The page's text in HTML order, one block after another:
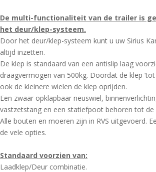
De multi-functionaliteit van de trailer is
het deur/klep-systeem.
Door het deur/klep-systeem kunt u uw Sirius
altijd inzetten.
De klep is standaard van een antislip laag
draagvermogen van 500kg. Doordat de klep
ook de kleinere wielen de klep oprijden.
Een zwaar opklapbaar neuswiel,
vastzetstang en een statiefpoot behoren tot de
Alle bouten en moeren zijn in RVS uitgevoerd.
de vele opties.
Standaard voorzien van:
Laadklep/Deur combinatie.